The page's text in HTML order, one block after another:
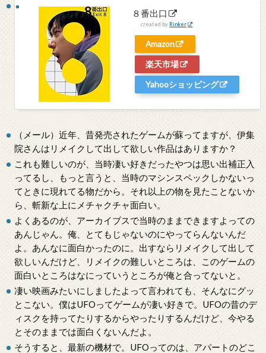
８番出口
created by Rinker
Amazon
楽天市場
Yahooショッピング
（メール）近年、昔発売されたゲームが蘇ってますが、伊集
院さんはリメイクして出して欲しい作品はありますか？
これも難しいのが、当時凄い好きだったやつは思い出補正入
ってるし、もっと言うと、当時のマシンスペックしかないっ
てときに現れてる物だから。それ以上の物を見たことないか
ら、斬新な上にメチャクチャ面白い。
よくあるのが、アーカイブスで当時のままできますよっての
あんじゃん。俺、とてもじゃないのにやってらんないんだ
よ。あんなに面白かったのに。出すならリメイクして出して
欲しいんだけど、リメイクの難しいところは、このゲームの
面白いところはなにっていうところが俺と合ってないと。
凄い映画みたいにしましたよって言われても、そんなにグッ
とこない。僕はUFOってゲームが凄い好きで。UFOの昔のデ
ィスクを持ってたりするからやったりするんだけど、今やる
とそのままでは面白くないんだよ。
そうすると、最新の機材で。UFOってのは、アパートのどこ